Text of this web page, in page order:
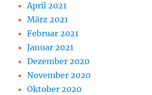
April 2021
März 2021
Februar 2021
Januar 2021
Dezember 2020
November 2020
Oktober 2020